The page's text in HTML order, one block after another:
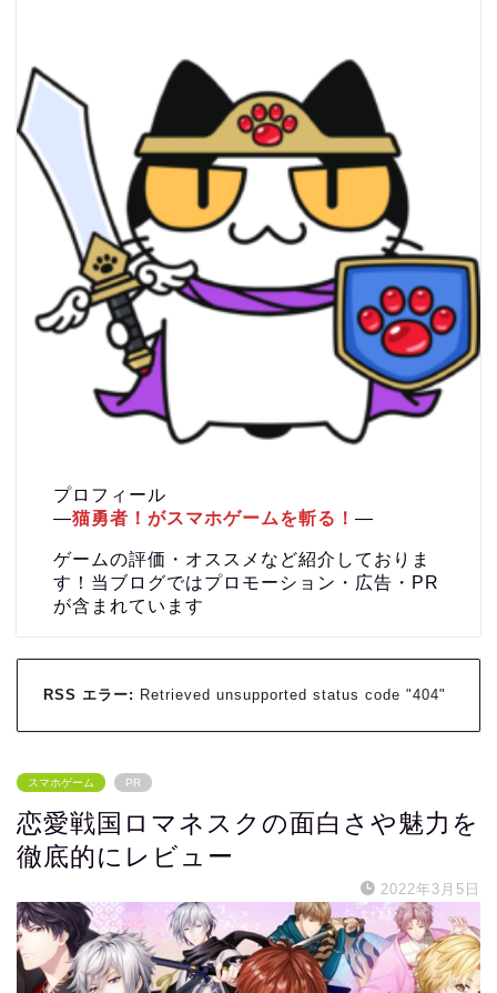
プロフィール
―猫勇者！がスマホゲームを斬る！―
ゲームの評価・オススメなど紹介しておりま
す！当ブログではプロモーション・広告・PR
が含まれています
RSS エラー: Retrieved unsupported status code "404"
スマホゲーム PR
恋愛戦国ロマネスクの面白さや魅力を
徹底的にレビュー
2022年3月5日